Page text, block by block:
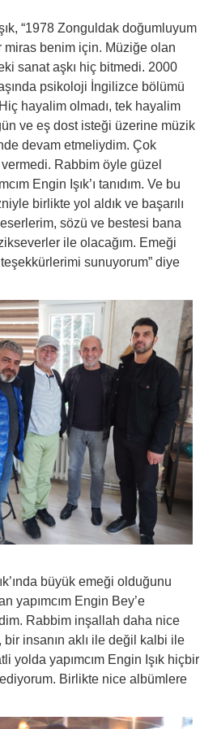
“1978 Zonguldak doğumluyum
benim için. Müziğe olan
sanat aşkı hiç bitmedi. 2000
psikoloji İngilizce bölümü
hayalim olmadı, tek hayalim
ve eş dost isteği üzerine müzik
devam etmeliydim. Çok
Rabbim öyle güzel
Engin Işık’ı tanıdım. Ve bu
birlikte yol aldık ve başarılı
sözü ve bestesi bana
ile olacağım. Emeği
sunuyorum” diye
büyük emeği olduğunu
yapımcım Engin Bey’e
Rabbim inşallah daha nice
bir insanın aklı ile değil kalbi ile
yolda yapımcım Engin Işık hiçbir
Birlikte nice albümlere